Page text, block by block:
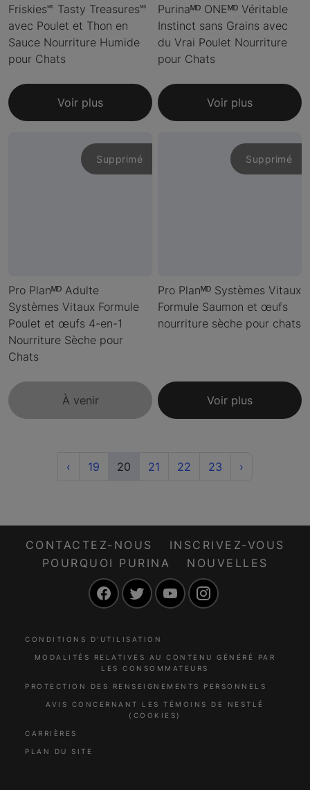
Friskies🅫 Tasty Treasures🅫
avec Poulet et Thon en
Sauce Nourriture Humide
pour Chats
Voir plus
Purinaᴹᴰ ONEᴹᴰ Véritable
Instinct sans Grains avec
du Vrai Poulet Nourriture
pour Chats
Voir plus
Supprimé
Pro Planᴹᴰ Adulte
Systèmes Vitaux Formule
Poulet et œufs 4-en-1
Nourriture Sèche pour
Chats
À venir
Supprimé
Pro Planᴹᴰ Systèmes Vitaux
Formule Saumon et œufs
nourriture sèche pour chats
Voir plus
‹ Previous
19 20(current)
21 22 23 ›Next
CONTACTEZ-NOUS
INSCRIVEZ-VOUS
POURQUOI PURINA
NOUVELLES
FacebookTwitter YouTube
CONDITIONS D’UTILISATION
MODALITÉS RELATIVES AU CONTENU GÉNÉRÉ PAR
LES CONSOMMATEURS
PROTECTION DES RENSEIGNEMENTS PERSONNELS
AVIS CONCERNANT LES TÉMOINS DE NESTLÉ
(COOKIES)
CARRIÈRES
PLAN DU SITE